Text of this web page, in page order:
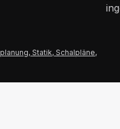
Statik, Schalpläne,